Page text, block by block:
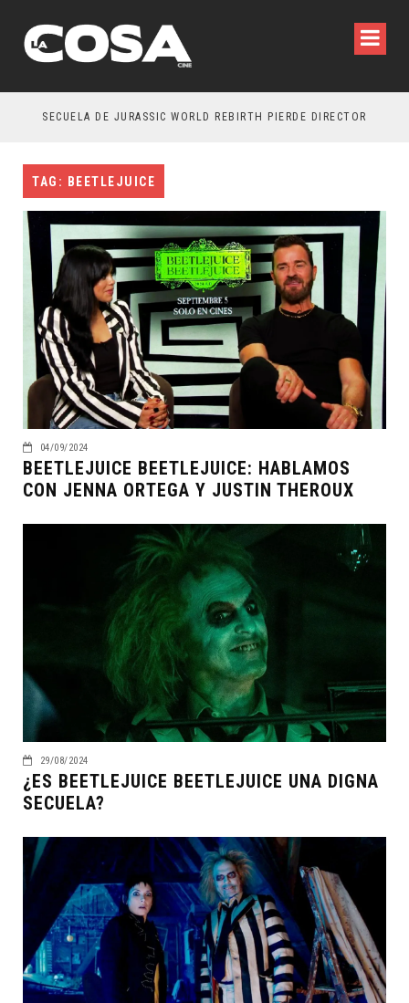
SECUELA DE JURASSIC WORLD REBIRTH PIERDE DIRECTOR
TAG: BEETLEJUICE
04/09/2024
BEETLEJUICE BEETLEJUICE: HABLAMOS
CON JENNA ORTEGA Y JUSTIN THEROUX
29/08/2024
¿ES BEETLEJUICE BEETLEJUICE UNA DIGNA
SECUELA?